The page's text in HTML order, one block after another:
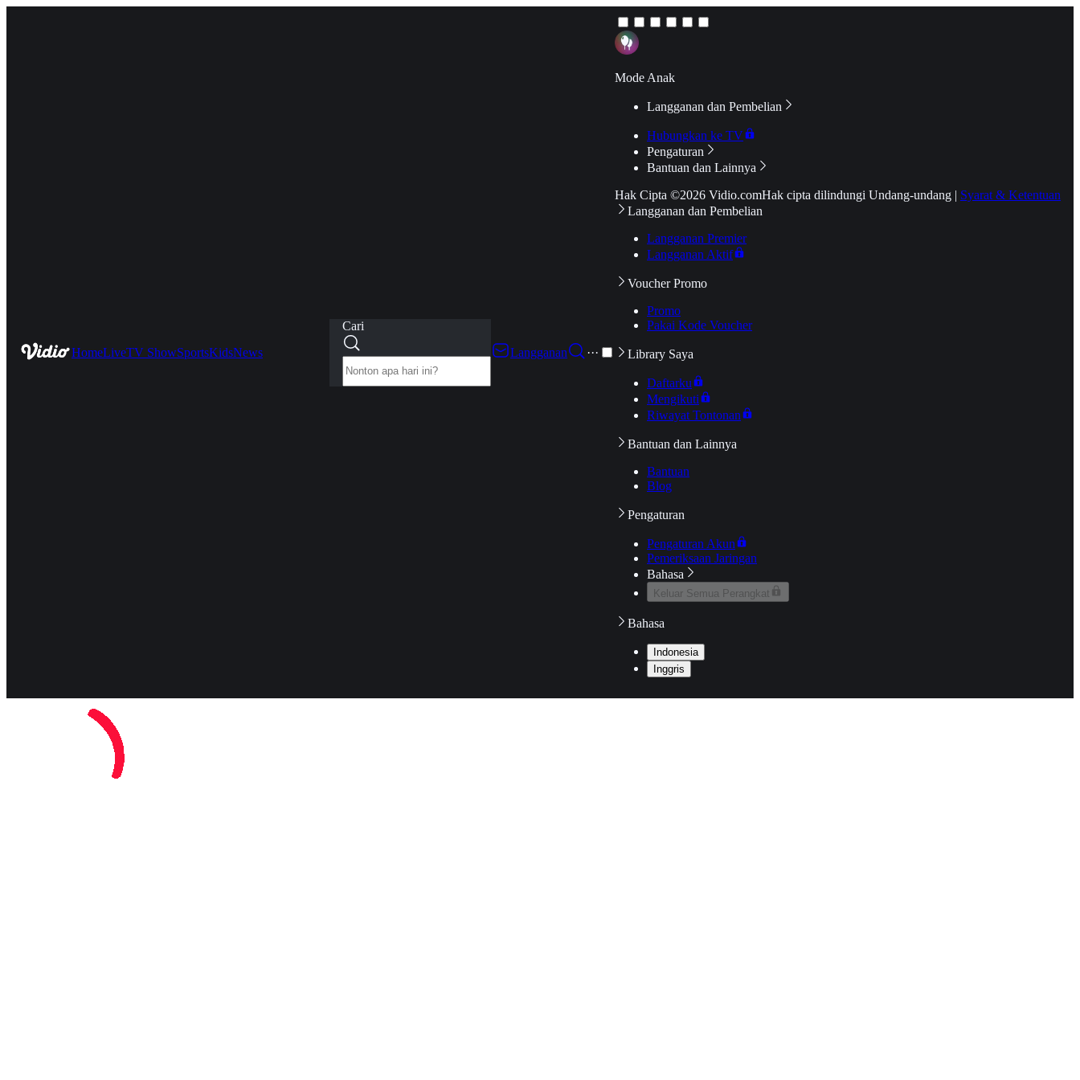
HomeLiveTV ShowSportsKidsNews
Cari
Langganan
···
Mode Anak
Langganan dan Pembelian
Hubungkan ke TV
Pengaturan
Bantuan dan Lainnya
Hak Cipta ©2026 Vidio.comHak cipta dilindungi Undang-undang | Syarat & Ketentuan
Langganan dan Pembelian
Langganan Premier
Langganan Aktif
Voucher Promo
Promo
Pakai Kode Voucher
Library Saya
Daftarku
Mengikuti
Riwayat Tontonan
Bantuan dan Lainnya
Bantuan
Blog
Pengaturan
Pengaturan Akun
Pemeriksaan Jaringan
Bahasa
Keluar Semua Perangkat
Bahasa
Indonesia
Inggris